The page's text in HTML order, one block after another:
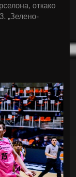
откако
„Зелено-